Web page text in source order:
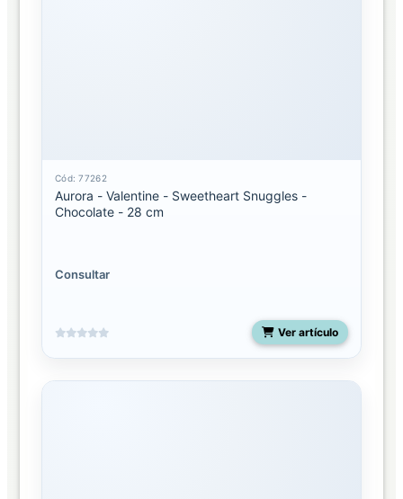
Cód: 77262
Aurora - Valentine - Sweetheart Snuggles -
Chocolate - 28 cm
Consultar
Ver artículo